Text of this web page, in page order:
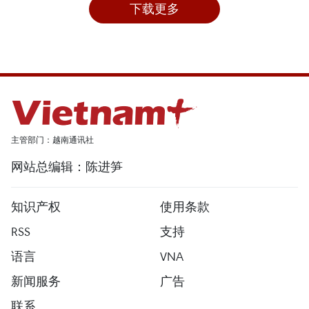
下载更多
主管部门：越南通讯社
网站总编辑：陈进笋
知识产权
使用条款
RSS
支持
语言
VNA
新闻服务
广告